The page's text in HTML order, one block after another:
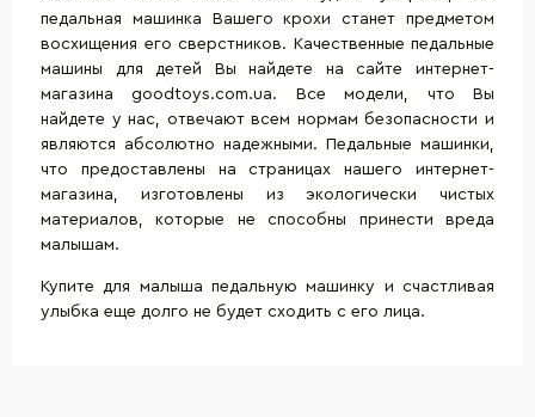
педальная машинка Вашего крохи станет предметом
восхищения его сверстников. Качественные педальные
машины для детей Вы найдете на сайте интернет-
магазина goodtoys.com.ua. Все модели, что Вы
найдете у нас, отвечают всем нормам безопасности и
являются абсолютно надежными. Педальные машинки,
что предоставлены на страницах нашего интернет-
магазина, изготовлены из экологически чистых
материалов, которые не способны принести вреда
малышам.
Купите для малыша педальную машинку и счастливая
улыбка еще долго не будет сходить с его лица.